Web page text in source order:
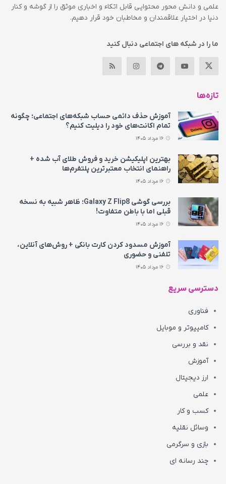
علمی و دانش محور محتوایی قابل اتکاء و اخباری موثق را از گوشه و کنار
دنیا در اختیار علاقمندان و مخاطبان خود قرار دهیم.
ما را در شبکه های اجتماعی دنبال کنید
تازه‌ها
آموزش حذف دائمی حساب شبکه‌های اجتماعی؛ چگونه
تمام اکانت‌های خود را دیلیت کنیم؟
بهترین اپلیکیشن خرید و فروش طلای آب شده +
راهنمای انتخاب معتبرترین پلتفرم‌ها
بررسی گوشی Galaxy Z Flip8؛ ظاهر شبیه به نسخه
قبلی اما با باطن متفاوت!
آموزش مسدود کردن کارت بانکی + روش‌های آنلاین،
تلفنی و حضوری
دسترسی سریع
فناوری
کامپیوتر و موبایل
نقد و بررسی
آموزش
ارز دیجیتال
علمی
کسب و کار
وسائل نقلیه
بازی و سرگرمی
چند رسانه ای